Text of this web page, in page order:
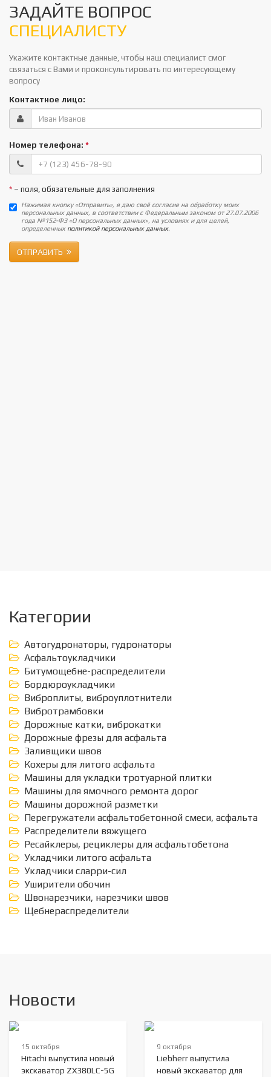
ЗАДАЙТЕ ВОПРОС
СПЕЦИАЛИСТУ
Укажите контактные данные, чтобы наш специалист смог
связаться с Вами и проконсультировать по интересующему
вопросу
Контактное лицо:
Номер телефона: *
* – поля, обязательные для заполнения
Нажимая кнопку «Отправить», я даю своё согласие на обработку моих
персональных данных, в соответствии с Федеральным законом от 27.07.2006
года №152-ФЗ «О персональных данных», на условиях и для целей,
определенных политикой персональных данных.
ОТПРАВИТЬ
Категории
Автогудронаторы, гудронаторы
Асфальтоукладчики
Битумощебне-распределители
Бордюроукладчики
Виброплиты, виброуплотнители
Вибротрамбовки
Дорожные катки, виброкатки
Дорожные фрезы для асфальта
Заливщики швов
Кохеры для литого асфальта
Машины для укладки тротуарной плитки
Машины для ямочного ремонта дорог
Машины дорожной разметки
Перегружатели асфальтобетонной смеси, асфальта
Распределители вяжущего
Ресайклеры, рециклеры для асфальтобетона
Укладчики литого асфальта
Укладчики сларри-сил
Уширители обочин
Швонарезчики, нарезчики швов
Щебнераспределители
Новости
15 октября
Hitachi выпустила новый
экскаватор ZX380LC-5G
9 октября
Liebherr выпустила
новый экскаватор для